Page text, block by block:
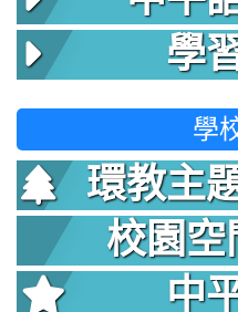
學
學
環教主
校園空
中